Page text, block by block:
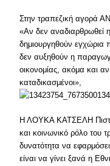
Στην τραπεζική αγορά
«Αν δεν αναδιαρθρωθεί
δημιουργηθούν εγχώρια
δεν αυξηθούν η
οικονομίας, ακόμα και
καταδικασμένοι»,
Η ΛΟΥΚΑ ΚΑΤΣΕΛΗ
και κοινωνικό ρόλο του
δυνατότητα να
είναι να γίνει ξανά η